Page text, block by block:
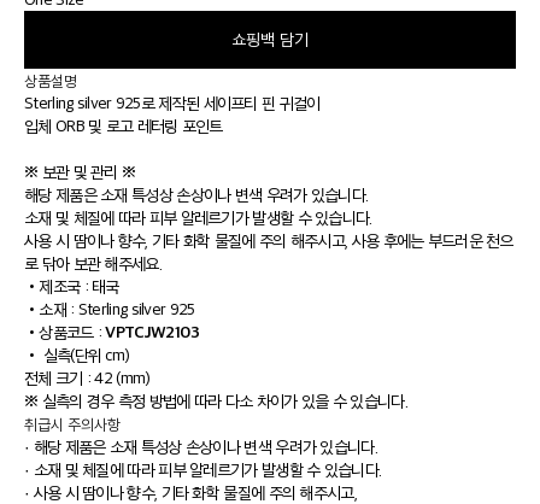
쇼핑백 담기
상품설명
Sterling silver 925로 제작된 세이프티 핀 귀걸이
입체 ORB 및 로고 레터링 포인트
※ 보관 및 관리 ※
해당 제품은 소재 특성상 손상이나 변색 우려가 있습니다.
소재 및 체질에 따라 피부 알레르기가 발생할 수 있습니다.
사용 시 땀이나 향수, 기타 화학 물질에 주의 해주시고, 사용 후에는 부드러운 천으
로 닦아 보관 해주세요.
• 제조국 : 태국
• 소재 : Sterling silver 925
•상품코드 :VPTCJW2103
• 실측(단위 cm)
전체 크기 : 42 (mm)
※ 실측의 경우 측정 방법에 따라 다소 차이가 있을 수 있습니다.
취급시 주의사항
· 해당 제품은 소재 특성상 손상이나 변색 우려가 있습니다.
· 소재 및 체질에 따라 피부 알레르기가 발생할 수 있습니다.
· 사용 시 땀이나 향수, 기타 화학 물질에 주의 해주시고,